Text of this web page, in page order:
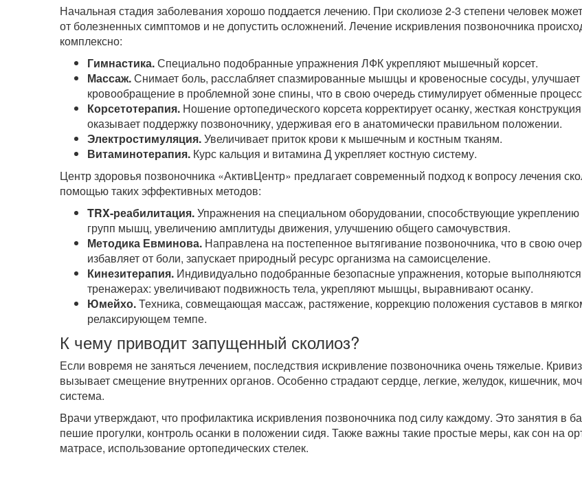
Начальная стадия заболевания хорошо поддается лечению. При сколиозе 2-3 степени человек
от болезненных симптомов и не допустить осложнений. Лечение искривления позвоночника
комплексно:
Гимнастика.Специально подобранные упражнения ЛФК укрепляют мышечный корсет.
Массаж.Снимает боль, расслабляет спазмированные мышцы и кровеносные сосуды, улучшает
кровообращение в проблемной зоне спины, что в свою очередь стимулирует обменные
Корсетотерапия. Ношение ортопедического корсета корректирует осанку, жесткая
оказывает поддержку позвоночнику, удерживая его в анатомически правильном положении.
Электростимуляция.Увеличивает приток крови к мышечным и костным тканям.
Витаминотерапия. Курс кальция и витамина Д укрепляет костную систему.
Центр здоровья позвоночника «АктивЦентр» предлагает современный подход к вопросу лечения
помощью таких эффективных методов:
TRX-реабилитация.Упражнения на специальном оборудовании, способствующие
групп мышц, увеличению амплитуды движения, улучшению общего самочувствия.
Методика Евминова. Направлена на постепенное вытягивание позвоночника, что в свою
избавляет от боли, запускает природный ресурс организма на самоисцеление.
Кинезитерапия. Индивидуально подобранные безопасные упражнения, которые
тренажерах: увеличивают подвижность тела, укрепляют мышцы, выравнивают осанку.
Юмейхо.Техника, совмещающая массаж, растяжение, коррекцию положения суставов в
релаксирующем темпе.
К чему приводит запущенный сколиоз?
Если вовремя не заняться лечением, последствия искривление позвоночника очень тяжелые.
вызывает смещение внутренних органов. Особенно страдают сердце, легкие, желудок, кишечник,
система.
Врачи утверждают, что профилактика искривления позвоночника под силу каждому. Это занятия в
пешие прогулки, контроль осанки в положении сидя. Также важны такие простые меры, как сон на
матрасе, использование ортопедических стелек.